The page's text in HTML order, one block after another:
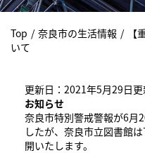
Top / 奈良市の生活情報 /
いて
更新日：2021年5月29日
お知らせ
奈良市特別警戒警報が6月
したが、奈良市立図書館
開いたします。